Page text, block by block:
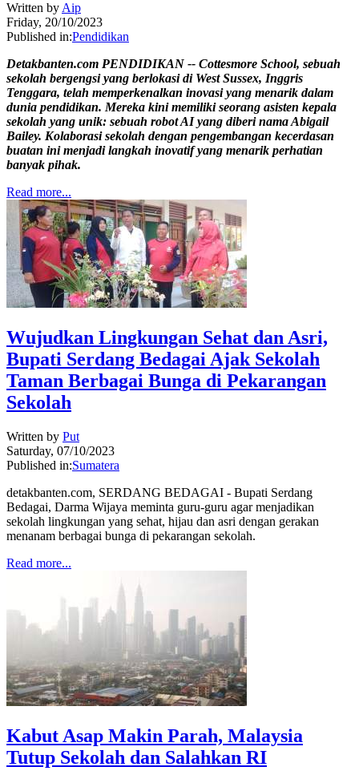
Written by Aip
Friday, 20/10/2023
Published in:Pendidikan
Detakbanten.com PENDIDIKAN -- Cottesmore School, sebuah
sekolah bergengsi yang berlokasi di West Sussex, Inggris
Tenggara, telah memperkenalkan inovasi yang menarik dalam
dunia pendidikan. Mereka kini memiliki seorang asisten kepala
sekolah yang unik: sebuah robot AI yang diberi nama Abigail
Bailey. Kolaborasi sekolah dengan pengembangan kecerdasan
buatan ini menjadi langkah inovatif yang menarik perhatian
banyak pihak.
Read more...
Wujudkan Lingkungan Sehat dan Asri,
Bupati Serdang Bedagai Ajak Sekolah
Taman Berbagai Bunga di Pekarangan
Sekolah
Written by Put
Saturday, 07/10/2023
Published in:Sumatera
detakbanten.com, SERDANG BEDAGAI - Bupati Serdang
Bedagai, Darma Wijaya meminta guru-guru agar menjadikan
sekolah lingkungan yang sehat, hijau dan asri dengan gerakan
menanam berbagai bunga di pekarangan sekolah.
Read more...
Kabut Asap Makin Parah, Malaysia
Tutup Sekolah dan Salahkan RI